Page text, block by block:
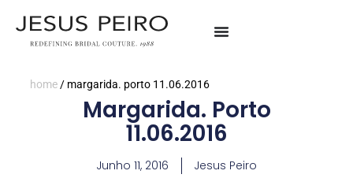
home / margarida. porto 11.06.2016
Margarida. Porto
11.06.2016
Junho 11, 2016 Jesus Peiro